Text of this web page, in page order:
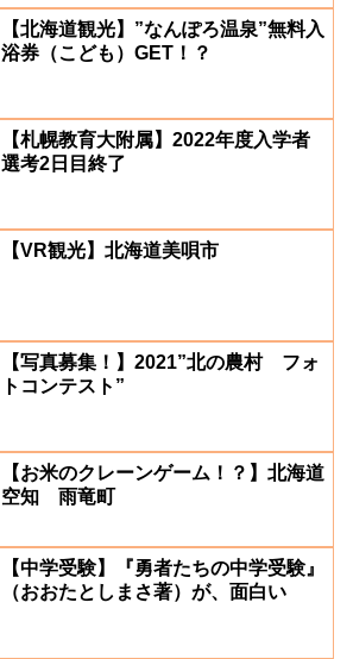
【北海道観光】”なんぽろ温泉”無料入
浴券（こども）GET！？
【札幌教育大附属】2022年度入学者
選考2日目終了
【VR観光】北海道美唄市
【写真募集！】2021”北の農村 フォ
トコンテスト”
【お米のクレーンゲーム！？】北海道
空知 雨竜町
【中学受験】『勇者たちの中学受験』
（おおたとしまさ著）が、面白い